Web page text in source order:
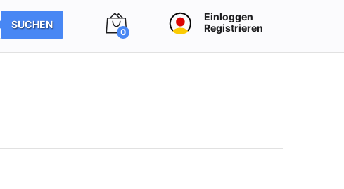
SUCHEN
0
Einloggen
Registrieren